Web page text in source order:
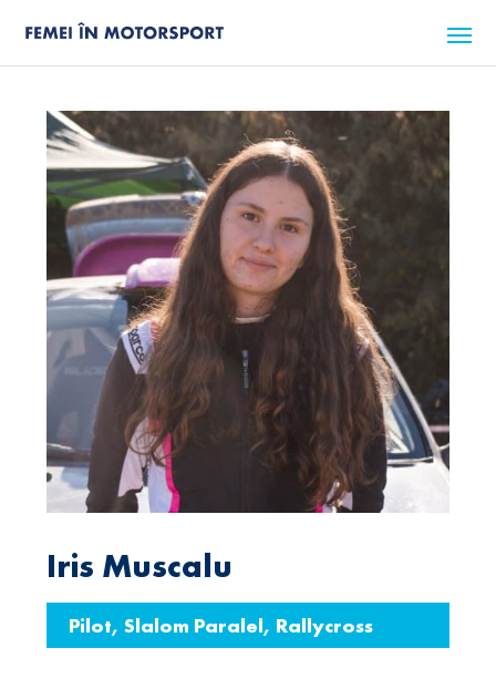
Iris Muscalu
Pilot, Slalom Paralel, Rallycross